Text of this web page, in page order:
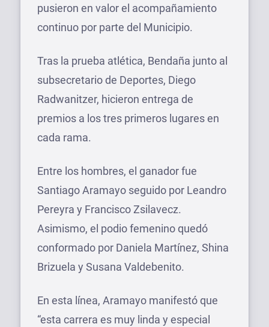
pusieron en valor el acompañamiento
continuo por parte del Municipio.
Tras la prueba atlética, Bendaña junto al
subsecretario de Deportes, Diego
Radwanitzer, hicieron entrega de
premios a los tres primeros lugares en
cada rama.
Entre los hombres, el ganador fue
Santiago Aramayo seguido por Leandro
Pereyra y Francisco Zsilavecz.
Asimismo, el podio femenino quedó
conformado por Daniela Martínez, Shina
Brizuela y Susana Valdebenito.
En esta línea, Aramayo manifestó que
“esta carrera es muy linda y especial